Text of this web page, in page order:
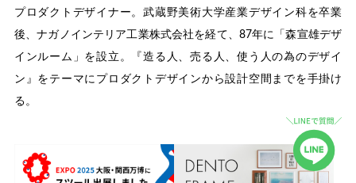
プロダクトデザイナー。武蔵野美術大学産業デザイン科を卒業
後、ナガノインテリア工業株式会社を経て、87年に「森宣雄デザ
インルーム」を設立。『造る人、売る人、使う人の為のデザイ
ン』をテーマにプロダクトデザインから設計空間までを手掛け
る。